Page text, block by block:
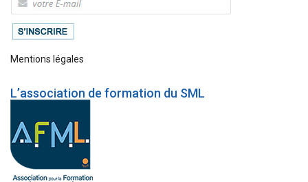
Mentions légales
L’association de formation du SML